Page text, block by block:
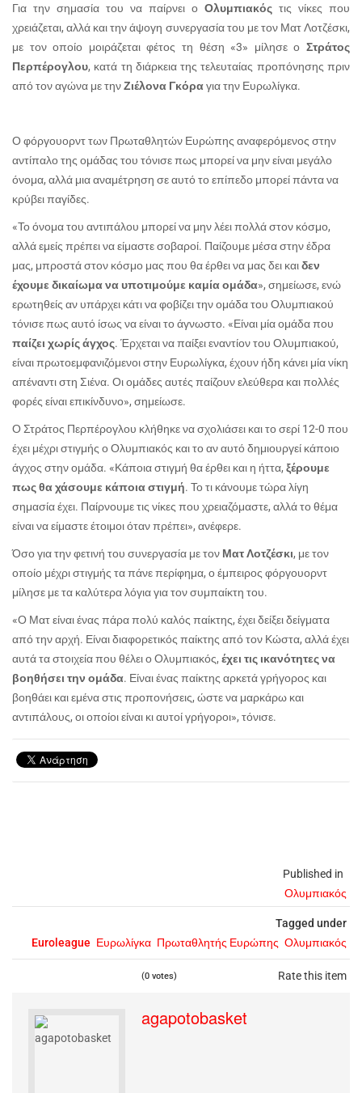
Published in
Ολυμπιακός
Tagged under
Euroleague Ευρωλίγκα Πρωταθλητής Ευρώπης Ολυμπιακός
Rate this item
(0 votes)
Για την σημασία του να παίρνει ο Ολυμπιακός τις νίκες που
χρειάζεται, αλλά και την άψογη συνεργασία του με τον Ματ Λοτζέσκι,
με τον οποίο μοιράζεται φέτος τη θέση «3» μίλησε ο Στράτος
Περπέρογλου, κατά τη διάρκεια της τελευταίας προπόνησης πριν
από τον αγώνα με τηνΖιέλονα Γκόραγια την Ευρωλίγκα.
Ο φόργουορντ των Πρωταθλητών Ευρώπης αναφερόμενος στην
αντίπαλο της ομάδας του τόνισε πως μπορεί να μην είναι μεγάλο
όνομα, αλλά μια αναμέτρηση σε αυτό το επίπεδο μπορεί πάντα να
κρύβει παγίδες.
«Το όνομα του αντιπάλου μπορεί να μην λέει πολλά στον κόσμο,
αλλά εμείς πρέπει να είμαστε σοβαροί. Παίζουμε μέσα στην έδρα
μας, μπροστά στον κόσμο μας που θα έρθει να μας δει καιδεν
έχουμε δικαίωμα να υποτιμούμε καμία ομάδα», σημείωσε, ενώ
ερωτηθείς αν υπάρχει κάτι να φοβίζει την ομάδα του Ολυμπιακού
τόνισε πως αυτό ίσως να είναι το άγνωστο. «Είναι μία ομάδα που
παίζει χωρίς άγχος. Έρχεται να παίξει εναντίον του Ολυμπιακού,
είναι πρωτοεμφανιζόμενοι στην Ευρωλίγκα, έχουν ήδη κάνει μία νίκη
απέναντι στη Σιένα. Οι ομάδες αυτές παίζουν ελεύθερα και πολλές
φορές είναι επικίνδυνο», σημείωσε.
Ο Στράτος Περπέρογλου κλήθηκε να σχολιάσει και το σερί 12-0 που
έχει μέχρι στιγμής ο Ολυμπιακός και το αν αυτό δημιουργεί κάποιο
άγχος στην ομάδα. «Κάποια στιγμή θα έρθει και η ήττα, ξέρουμε
πως θα χάσουμε κάποια στιγμή. Το τι κάνουμε τώρα λίγη
σημασία έχει. Παίρνουμε τις νίκες που χρειαζόμαστε, αλλά το θέμα
είναι να είμαστε έτοιμοι όταν πρέπει», ανέφερε.
Όσο για την φετινή του συνεργασία με τον Ματ Λοτζέσκι, με τον
οποίο μέχρι στιγμής τα πάνε περίφημα, ο έμπειρος φόργουορντ
μίλησε με τα καλύτερα λόγια για τον συμπαίκτη του.
«Ο Ματ είναι ένας πάρα πολύ καλός παίκτης, έχει δείξει δείγματα
από την αρχή. Είναι διαφορετικός παίκτης από τον Κώστα, αλλά έχει
αυτά τα στοιχεία που θέλει ο Ολυμπιακός, έχει τις ικανότητες να
βοηθήσει την ομάδα. Είναι ένας παίκτης αρκετά γρήγορος και
βοηθάει και εμένα στις προπονήσεις, ώστε να μαρκάρω και
αντιπάλους, οι οποίοι είναι κι αυτοί γρήγοροι», τόνισε.
agapotobasket